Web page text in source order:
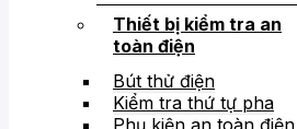
Thiết bị kiểm tra an
toàn điện
Bút thử điện
Kiểm tra thứ tự pha
Phụ kiện an toàn điện